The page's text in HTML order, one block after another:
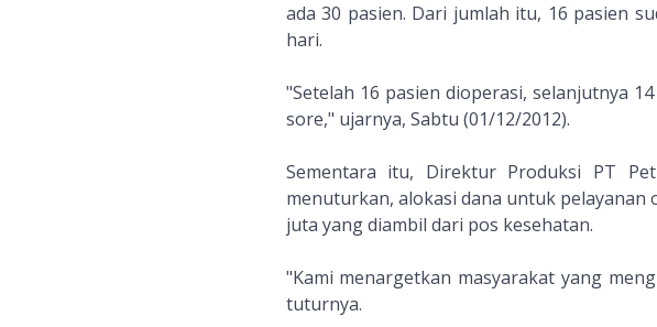
ada 30 pasien. Dari jumlah itu, 16 pasien
hari.
"Setelah 16 pasien dioperasi, selanjutnya
sore," ujarnya, Sabtu (01/12/2012).
Sementara itu, Direktur Produksi PT
menuturkan, alokasi dana untuk pelayanan
juta yang diambil dari pos kesehatan.
"Kami menargetkan masyarakat yang
tuturnya.